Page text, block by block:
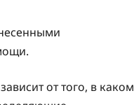
от того, в каком